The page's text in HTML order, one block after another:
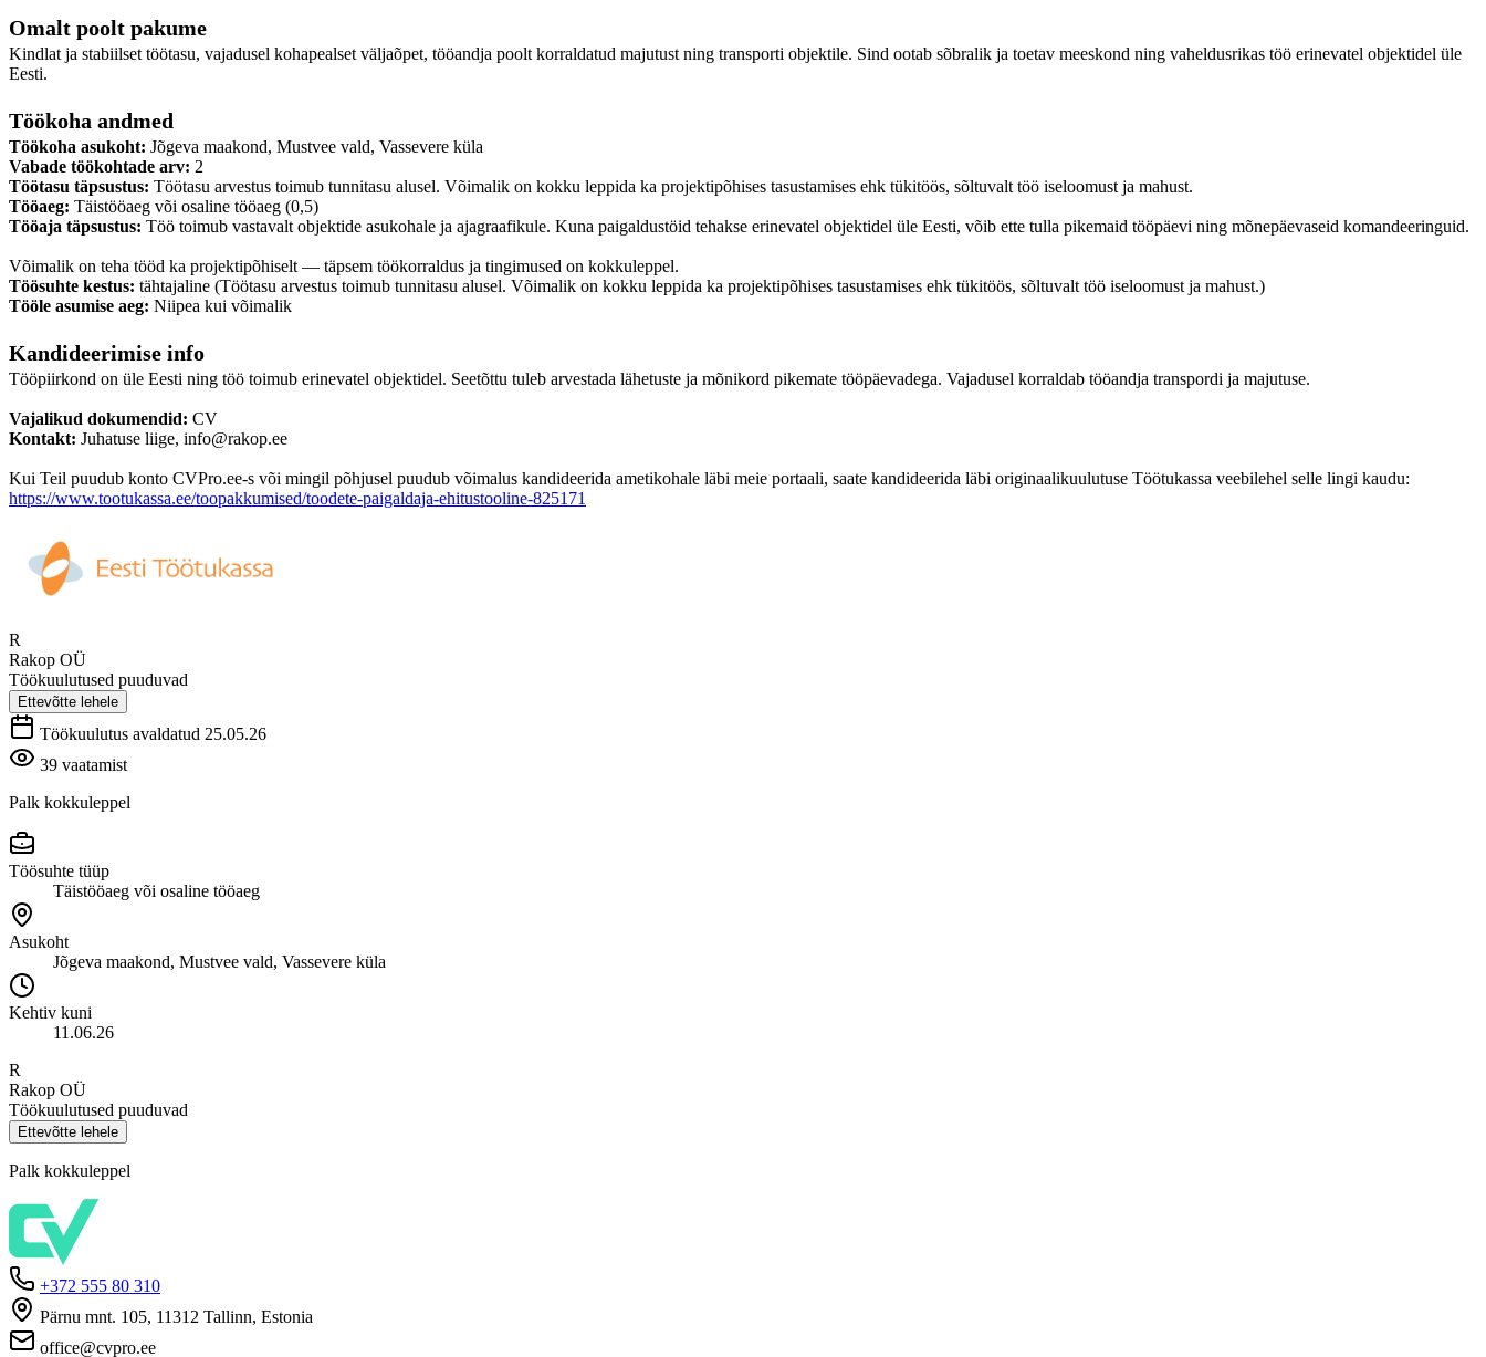
Omalt poolt pakume
Kindlat ja stabiilset töötasu, vajadusel kohapealset väljaõpet, tööandja poolt korraldatud majutust ning transporti objektile. Sind ootab sõbralik ja toetav meeskond ning vaheldusrikas töö erinevatel objektidel üle
Eesti.
Töökoha andmed
Töökoha asukoht: Jõgeva maakond, Mustvee vald, Vassevere küla
Vabade töökohtade arv: 2
Töötasu täpsustus: Töötasu arvestus toimub tunnitasu alusel. Võimalik on kokku leppida ka projektipõhises tasustamises ehk tükitöös, sõltuvalt töö iseloomust ja mahust.
Tööaeg: Täistööaeg või osaline tööaeg (0,5)
Tööaja täpsustus: Töö toimub vastavalt objektide asukohale ja ajagraafikule. Kuna paigaldustöid tehakse erinevatel objektidel üle Eesti, võib ette tulla pikemaid tööpäevi ning mõnepäevaseid komandeeringuid.
Võimalik on teha tööd ka projektipõhiselt — täpsem töökorraldus ja tingimused on kokkuleppel.
Töösuhte kestus: tähtajaline (Töötasu arvestus toimub tunnitasu alusel. Võimalik on kokku leppida ka projektipõhises tasustamises ehk tükitöös, sõltuvalt töö iseloomust ja mahust.)
Tööle asumise aeg: Niipea kui võimalik
Kandideerimise info
Tööpiirkond on üle Eesti ning töö toimub erinevatel objektidel. Seetõttu tuleb arvestada lähetuste ja mõnikord pikemate tööpäevadega. Vajadusel korraldab tööandja transpordi ja majutuse.
Vajalikud dokumendid: CV
Kontakt: Juhatuse liige, info@rakop.ee
Kui Teil puudub konto CVPro.ee-s või mingil põhjusel puudub võimalus kandideerida ametikohale läbi meie portaali, saate kandideerida läbi originaalikuulutuse Töötukassa veebilehel selle lingi kaudu:
https://www.tootukassa.ee/toopakkumised/toodete-paigaldaja-ehitustooline-825171
R
Rakop OÜ
Töökuulutused puuduvad
Ettevõtte lehele
Töökuulutus avaldatud 25.05.26
39 vaatamist
Palk kokkuleppel
Töösuhte tüüp
Täistööaeg või osaline tööaeg
Asukoht
Jõgeva maakond, Mustvee vald, Vassevere küla
Kehtiv kuni
11.06.26
R
Rakop OÜ
Töökuulutused puuduvad
Ettevõtte lehele
Palk kokkuleppel
+372 555 80 310
Pärnu mnt. 105, 11312 Tallinn, Estonia
office@cvpro.ee